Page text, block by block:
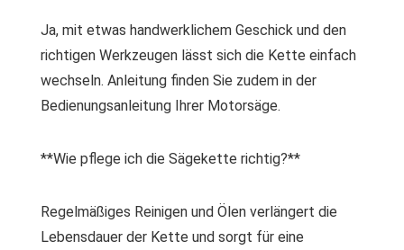
Ja, mit etwas handwerklichem Geschick und den
richtigen Werkzeugen lässt sich die Kette einfach
wechseln. Anleitung finden Sie zudem in der
Bedienungsanleitung Ihrer Motorsäge.
**Wie pflege ich die Sägekette richtig?**
Regelmäßiges Reinigen und Ölen verlängert die
Lebensdauer der Kette und sorgt für eine